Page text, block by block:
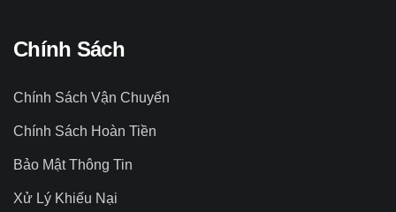
Chính Sách
Chính Sách Vận Chuyển
Chính Sách Hoàn Tiền
Bảo Mật Thông Tin
Xử Lý Khiếu Nại